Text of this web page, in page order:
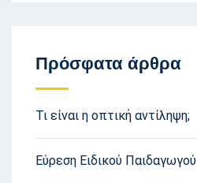
Πρόσφατα άρθρα
Τι είναι η οπτική αντίληψη;
Εύρεση Ειδικού Παιδαγωγού